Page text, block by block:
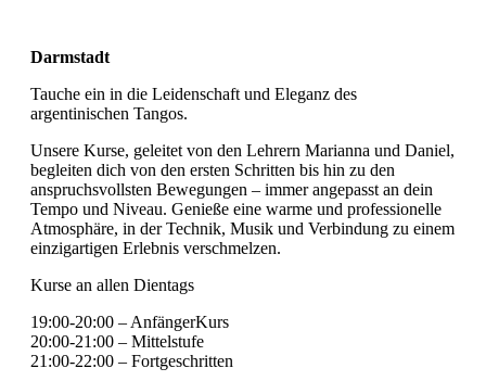
Darmstadt
Tauche ein in die Leidenschaft und Eleganz des
argentinischen Tangos.
Unsere Kurse, geleitet von den Lehrern Marianna und Daniel,
begleiten dich von den ersten Schritten bis hin zu den
anspruchsvollsten Bewegungen – immer angepasst an dein
Tempo und Niveau. Genieße eine warme und professionelle
Atmosphäre, in der Technik, Musik und Verbindung zu einem
einzigartigen Erlebnis verschmelzen.
Kurse an allen Dientags
19:00-20:00 – AnfängerKurs
20:00-21:00 – Mittelstufe
21:00-22:00 – Fortgeschritten